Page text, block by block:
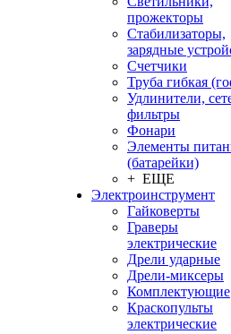
прожекторы
Стабилизаторы,
зарядные
Счетчики
Труба гибкая
Удлинители,
фильтры
Фонари
Элементы
(батарейки)
+ ЕЩЕ
Электроинструмент
Гайковерты
Граверы
электрические
Дрели ударные
Дрели-миксеры
Комплектующие
Краскопульты
электрические